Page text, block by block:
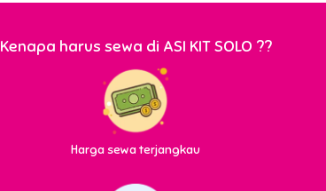
Kenapa harus sewa di ASI KIT SOLO ??
Harga sewa terjangkau